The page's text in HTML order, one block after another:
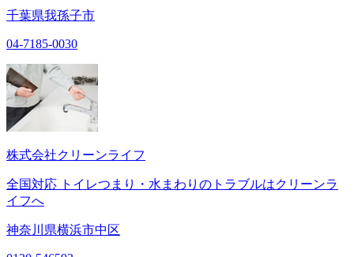
千葉県我孫子市
04-7185-0030
株式会社クリーンライフ
全国対応 トイレつまり・水まわりのトラブルはクリーンラ
イフへ
神奈川県横浜市中区